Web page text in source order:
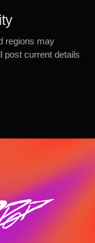
regions may
post current details